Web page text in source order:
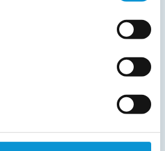
baumeln und genießen Sie Ihren
bieten Ihnen den passenden
in Süd-West-Hanglage mit Blick